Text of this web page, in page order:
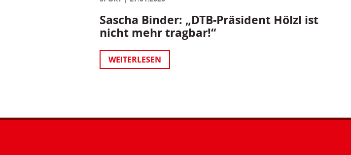
Sascha Binder: „DTB-Präsident Hölzl ist
nicht mehr tragbar!“
WEITERLESEN